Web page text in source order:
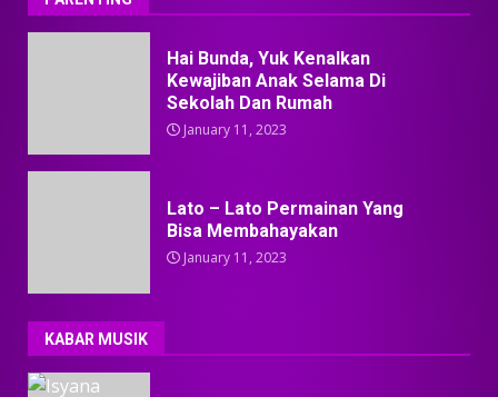
Hai Bunda, Yuk Kenalkan
Kewajiban Anak Selama Di
Sekolah Dan Rumah
January 11, 2023
Lato – Lato Permainan Yang
Bisa Membahayakan
January 11, 2023
KABAR MUSIK